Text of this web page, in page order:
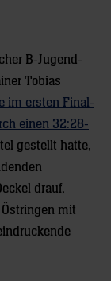
B-Jugend-
Tobias
im ersten Final-
einen 32:28-
gestellt hatte,
drauf,
mit